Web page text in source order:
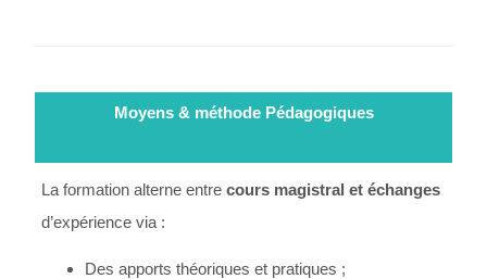
Moyens & méthode Pédagogiques
La formation alterne entre cours magistral et échanges
d’expérience via :
Des apports théoriques et pratiques ;